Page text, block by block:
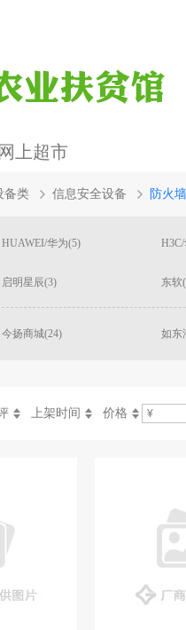
网上超市
备类 信息安全设备 防火墙
HUAWEI/华为(5)
启明星辰(3) 东软
今扬商城(24) 如东
上架时间 价格